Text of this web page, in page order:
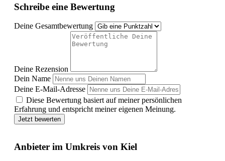
Schreibe eine Bewertung
Deine Gesamtbewertung
Deine Rezension
Dein Name
Deine E-Mail-Adresse
Diese Bewertung basiert auf meiner persönlichen
Erfahrung und entspricht meiner eigenen Meinung.
Jetzt bewerten
Anbieter im Umkreis von Kiel